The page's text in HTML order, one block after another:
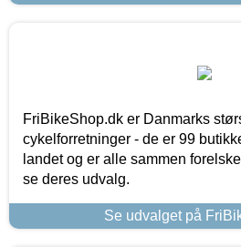
FriBikeShop.dk er Danmarks
cykelforretninger - de er 99
landet og er alle sammen
se deres udvalg.
Se udvalget på